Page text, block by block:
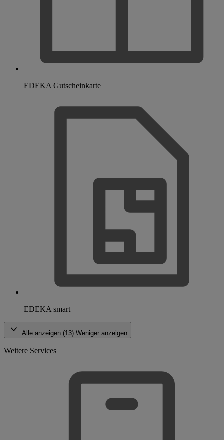
EDEKA Gutscheinkarte
EDEKA smart
Alle anzeigen (13) Weniger anzeigen
Weitere Services